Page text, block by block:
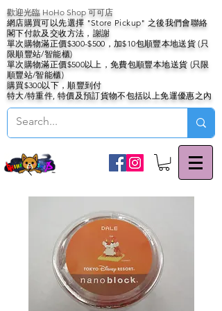
歡迎光臨 HoHo Shop 可可店
網店購買可以先選擇 "Store Pickup" 之後我們會聯絡
閣下付款及交收方法，謝謝
單次購物滿正價$300-$500，加$10包順豐本地送貨 (只
限順豐站/智能櫃)
單次購物滿正價$500以上，免費包順豐本地送貨 (只限
順豐站/智能櫃)
購買$300以下，順豐到付
特大/特重件, 特價及預訂貨物不包括以上免運優惠之內